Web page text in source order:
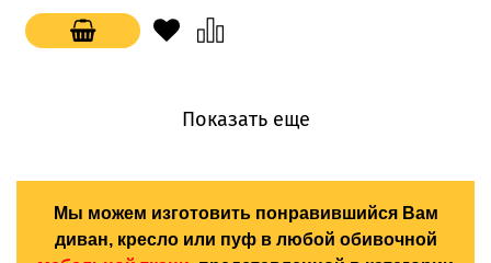
Показать еще
Мы можем изготовить понравившийся Вам
диван, кресло или пуф в любой обивочной